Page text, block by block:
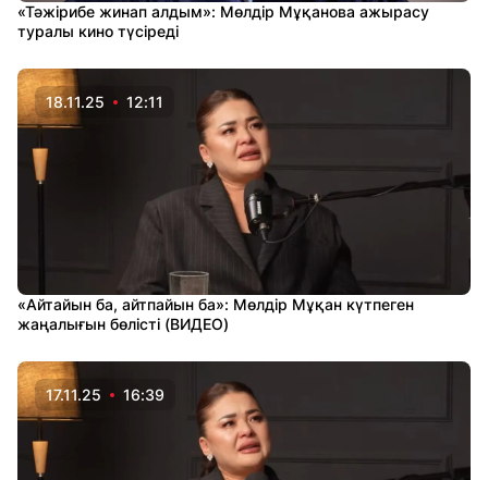
«Тәжірибе жинап алдым»: Мөлдір Мұқанова ажырасу
туралы кино түсіреді
18.11.25 12:11
«Айтайын ба, айтпайын ба»: Мөлдір Мұқан күтпеген
жаңалығын бөлісті (ВИДЕО)
17.11.25 16:39